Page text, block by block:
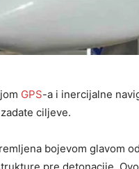
GPS-a i inercijalne
ciljeve.
bojevom glavom